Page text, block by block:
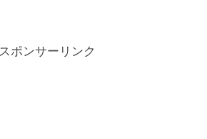
スポンサーリンク